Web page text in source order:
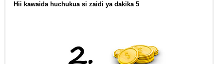
Hii kawaida huchukua si zaidi ya dakika 5